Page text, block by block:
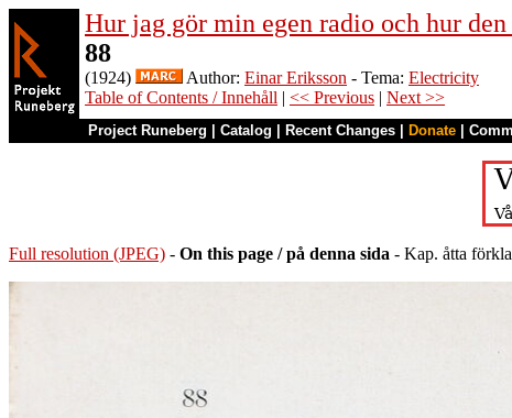
Hur jag gör min egen radio och hur
88
(1924) Author: Einar Eriksson - Tema: Electricity
Table of Contents / Innehåll | << Previous | Next >>
Project Runeberg Catalog Recent Changes Donate
Full resolution (JPEG) - On this page / på denna sida - Kap. åtta